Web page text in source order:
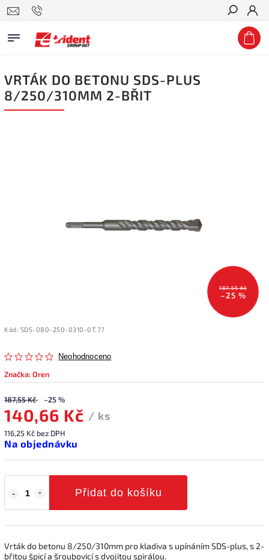
Hledat
VRTÁK DO BETONU SDS-PLUS
8/250/310MM 2-BŘIT
187,55 Kč
–25 %
Kód: SDS-080-250-0310-0T.77
Neohodnoceno
Značka:Oren
187,55 Kč –25 %
140,66 Kč / ks
116,25 Kč bez DPH
Na objednávku
Přidat do košíku
Vrták do betonu 8/250/310mm pro kladiva s upínáním SDS-plus, s 2-
břitou špicí a šroubovicí s dvojitou spirálou.